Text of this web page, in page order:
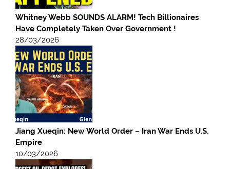
Whitney Webb SOUNDS ALARM! Tech Billionaires
Have Completely Taken Over Government !
28/03/2026
Jiang Xueqin: New World Order – Iran War Ends U.S.
Empire
10/03/2026